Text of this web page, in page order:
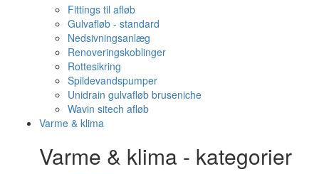
Fittings til afløb
Gulvafløb - standard
Nedsivningsanlæg
Renoveringskoblinger
Rottesikring
Spildevandspumper
Unidrain gulvafløb bruseniche
Wavin sitech afløb
Varme & klima
Varme & klima - kategorier